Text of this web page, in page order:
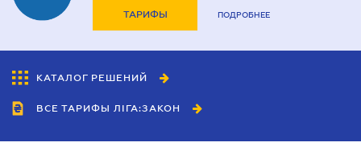
ТАРИФЫ ПОДРОБНЕЕ
КАТАЛОГ РЕШЕНИЙ
ВСЕ ТАРИФЫ ЛІГА:ЗАКОН